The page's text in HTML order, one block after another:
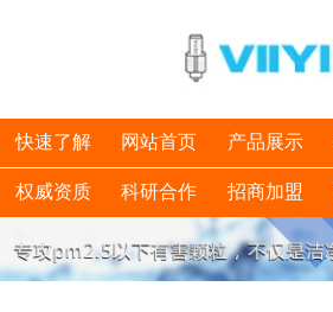
快速了解 网站首页 产品展示
权威资质 科研合作 招商加盟